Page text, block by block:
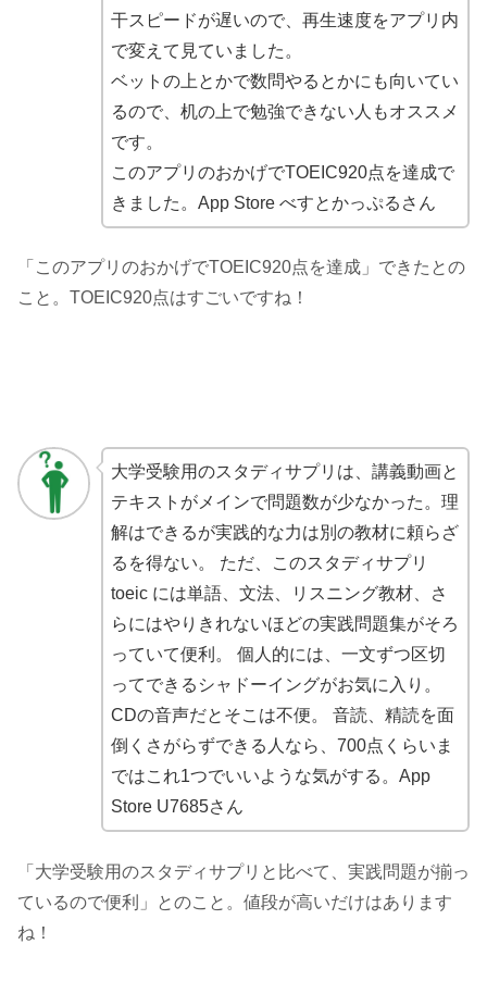
干スピードが遅いので、再生速度をアプリ内
で変えて見ていました。
ベットの上とかで数問やるとかにも向いてい
るので、机の上で勉強できない人もオススメ
です。
このアプリのおかげでTOEIC920点を達成で
きました。App Store べすとかっぷるさん
「このアプリのおかげでTOEIC920点を達成」できたとの
こと。TOEIC920点はすごいですね！
大学受験用のスタディサプリは、講義動画と
テキストがメインで問題数が少なかった。理
解はできるが実践的な力は別の教材に頼らざ
るを得ない。 ただ、このスタディサプリ
toeic には単語、文法、リスニング教材、さ
らにはやりきれないほどの実践問題集がそろ
っていて便利。 個人的には、一文ずつ区切
ってできるシャドーイングがお気に入り。
CDの音声だとそこは不便。 音読、精読を面
倒くさがらずできる人なら、700点くらいま
ではこれ1つでいいような気がする。App
Store U7685さん
「大学受験用のスタディサプリと比べて、実践問題が揃っ
ているので便利」とのこと。値段が高いだけはあります
ね！